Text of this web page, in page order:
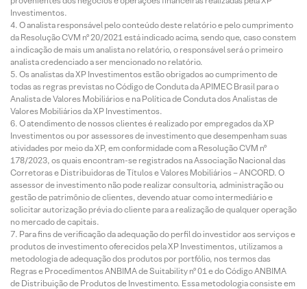
Investimentos.
O analista responsável pelo conteúdo deste relatório e pelo cumprimento
da Resolução CVM nº 20/2021 está indicado acima, sendo que, caso constem
a indicação de mais um analista no relatório, o responsável será o primeiro
analista credenciado a ser mencionado no relatório.
Os analistas da XP Investimentos estão obrigados ao cumprimento de
todas as regras previstas no Código de Conduta da APIMEC Brasil para o
Analista de Valores Mobiliários e na Política de Conduta dos Analistas de
Valores Mobiliários da XP Investimentos.
O atendimento de nossos clientes é realizado por empregados da XP
Investimentos ou por assessores de investimento que desempenham suas
atividades por meio da XP, em conformidade com a Resolução CVM nº
178/2023, os quais encontram-se registrados na Associação Nacional das
Corretoras e Distribuidoras de Títulos e Valores Mobiliários – ANCORD. O
assessor de investimento não pode realizar consultoria, administração ou
gestão de patrimônio de clientes, devendo atuar como intermediário e
solicitar autorização prévia do cliente para a realização de qualquer operação
no mercado de capitais.
Para fins de verificação da adequação do perfil do investidor aos serviços e
produtos de investimento oferecidos pela XP Investimentos, utilizamos a
metodologia de adequação dos produtos por portfólio, nos termos das
Regras e Procedimentos ANBIMA de Suitability nº 01 e do Código ANBIMA
de Distribuição de Produtos de Investimento. Essa metodologia consiste em